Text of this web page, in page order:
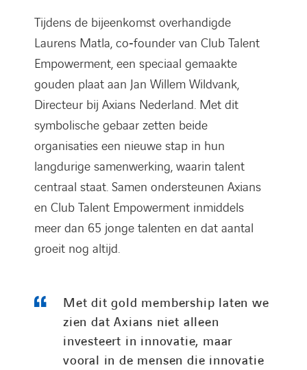
Tijdens de bijeenkomst overhandigde
Laurens Matla, co‑founder van Club Talent
Empowerment, een speciaal gemaakte
gouden plaat aan Jan Willem Wildvank,
Directeur bij Axians Nederland. Met dit
symbolische gebaar zetten beide
organisaties een nieuwe stap in hun
langdurige samenwerking, waarin talent
centraal staat. Samen ondersteunen Axians
en Club Talent Empowerment inmiddels
meer dan 65 jonge talenten en dat aantal
groeit nog altijd.
Met dit gold membership laten we
zien dat Axians niet alleen
investeert in innovatie, maar
vooral in de mensen die innovatie